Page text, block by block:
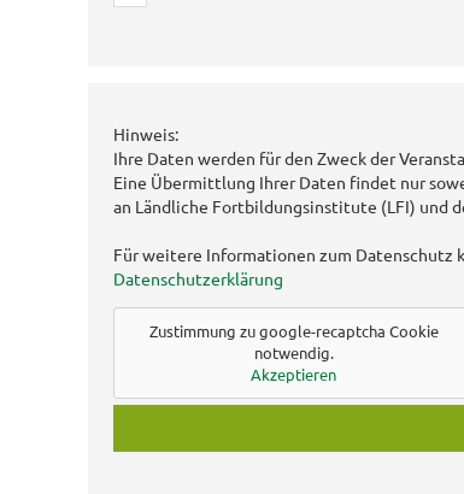
Hinweis:
Ihre Daten werden für den Zweck der
Eine Übermittlung Ihrer Daten findet nur
an Ländliche Fortbildungsinstitute (LFI) und
Für weitere Informationen zum Datenschutz
Datenschutzerklärung
Zustimmung zu google-recaptcha Cookie
notwendig.
Akzeptieren